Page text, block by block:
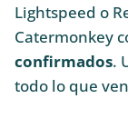
Lightspeed o
Catermonkey
confirmados.
todo lo que